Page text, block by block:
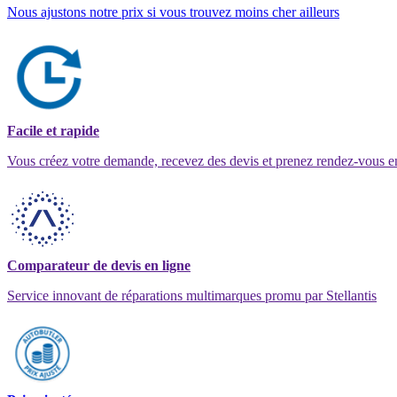
Nous ajustons notre prix si vous trouvez moins cher ailleurs
Facile et rapide
Vous créez votre demande, recevez des devis et prenez rendez-vous
Comparateur de devis en ligne
Service innovant de réparations multimarques promu par Stellantis